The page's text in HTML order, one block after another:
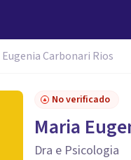
Carbonari Rios
No verificado
Maria
Dra e Psicologia